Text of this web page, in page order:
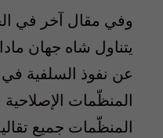
وفي مقال آخر في
يتناول شاه جهان
عن نفوذ السلفية
المنظّمات
المنظّمات جميع